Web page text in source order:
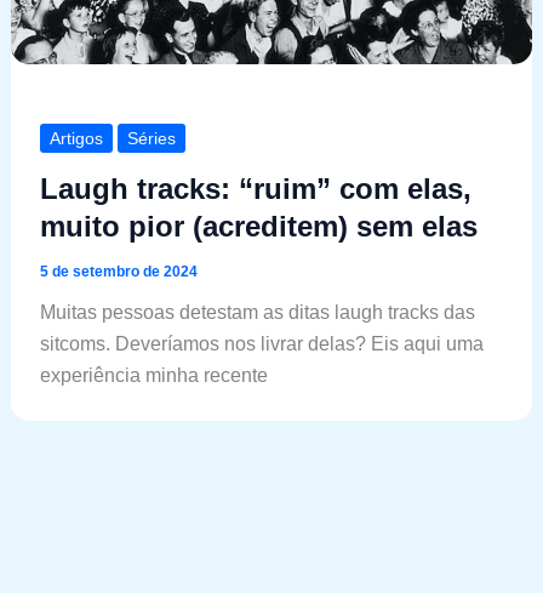
Artigos Séries
Laugh tracks: “ruim” com elas,
muito pior (acreditem) sem elas
5 de setembro de 2024
Muitas pessoas detestam as ditas laugh tracks das
sitcoms. Deveríamos nos livrar delas? Eis aqui uma
experiência minha recente